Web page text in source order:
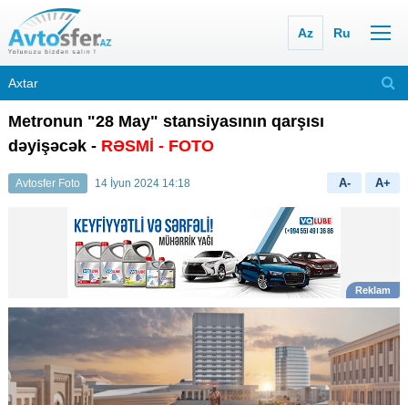
Az Ru
Metronun "28 May" stansiyasının qarşısı
dəyişəcək - RƏSMİ - FOTO
Avtosfer Foto 14 İyun 2024 14:18 A- A+